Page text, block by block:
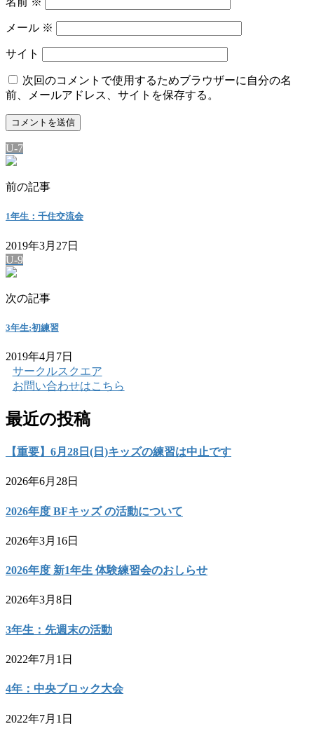
メール ※
サイト
次回のコメントで使用するためブラウザーに自分の名
前、メールアドレス、サイトを保存する。
U-7
前の記事
1年生：千住交流会
2019年3月27日
U-9
次の記事
3年生:初練習
2019年4月7日
サークルスクエア
お問い合わせはこちら
最近の投稿
【重要】6月28日(日)キッズの練習は中止です
2026年6月28日
2026年度 BFキッズ の活動について
2026年3月16日
2026年度 新1年生 体験練習会のおしらせ
2026年3月8日
3年生：先週末の活動
2022年7月1日
4年：中央ブロック大会
2022年7月1日